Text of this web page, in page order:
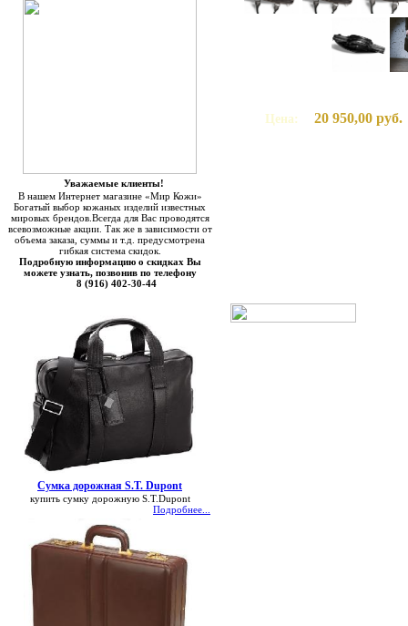
Уважаемые клиенты!
В нашем Интернет магазине «Мир Кожи»
Богатый выбор кожаных изделий известных
мировых брендов.Всегда для Вас проводятся
всевозможные акции. Так же в зависимости от
объема заказа, суммы и т.д. предусмотрена
гибкая система скидок.
Подробную информацию о скидках Вы
можете узнать, позвонив по телефону
8 (916) 402-30-44
Сумка дорожная S.T. Dupont
купить сумку дорожную S.T.Dupont
Подробнее...
Цена: 20 950,00 руб.